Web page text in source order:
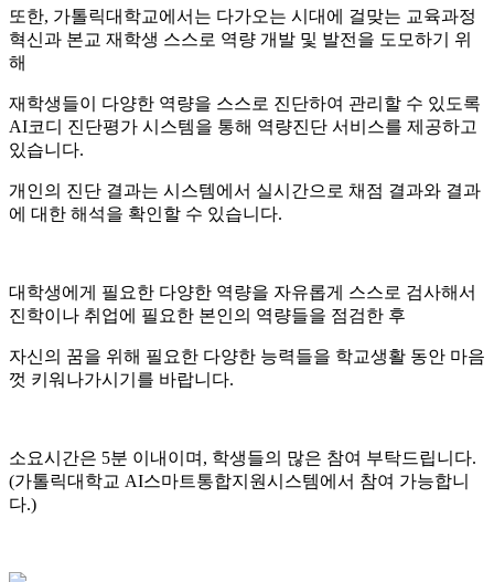
또한, 가톨릭대학교에서는 다가오는 시대에 걸맞는 교육과정
혁신과 본교 재학생 스스로 역량 개발 및 발전을 도모하기 위
해
재학생들이 다양한 역량을 스스로 진단하여 관리할 수 있도록
AI코디 진단평가 시스템을 통해 역량진단 서비스를 제공하고
있습니다.
개인의 진단 결과는 시스템에서 실시간으로 채점 결과와 결과
에 대한 해석을 확인할 수 있습니다.
대학생에게 필요한 다양한 역량을 자유롭게 스스로 검사해서
진학이나 취업에 필요한 본인의 역량들을 점검한 후
자신의 꿈을 위해 필요한 다양한 능력들을 학교생활 동안 마음
껏 키워나가시기를 바랍니다.
소요시간은 5분 이내이며, 학생들의 많은 참여 부탁드립니다.
(가톨릭대학교 AI스마트통합지원시스템에서 참여 가능합니
다.)